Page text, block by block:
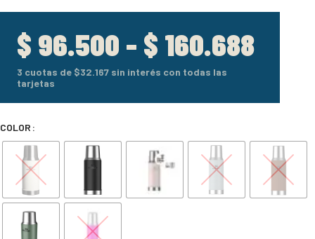
$ 96.500 - $ 160.688
3 cuotas de $32.167 sin interés con todas las
tarjetas
COLOR